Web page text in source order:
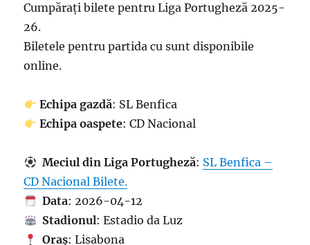
Cumpărați bilete pentru Liga Portugheză 2025-
26.
Biletele pentru partida cu sunt disponibile
online.
Echipa gazdă: SL Benfica
Echipa oaspete: CD Nacional
Meciul din Liga Portugheză: SL Benfica –
CD Nacional Bilete.
Data: 2026-04-12
Stadionul: Estadio da Luz
Oraș: Lisabona